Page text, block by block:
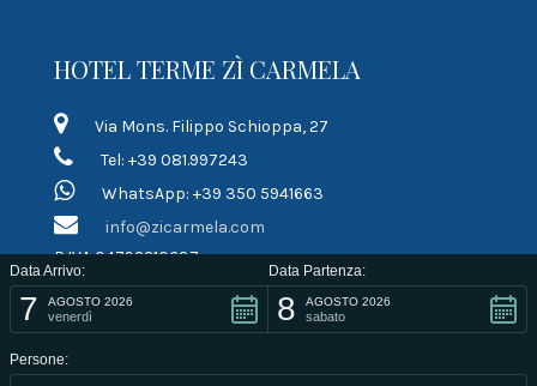
HOTEL TERME ZÌ CARMELA
Via Mons. Filippo Schioppa, 27
Tel: +39 081.997243
WhatsApp: +39 350 5941663
info@zicarmela.com
P.IVA 04792210637
LINK RAPIDI
Termini di contratto
Data Arrivo:
7 AGOSTO 2026
venerdì
Data Partenza:
8 AGOSTO 2026
sabato
Persone: